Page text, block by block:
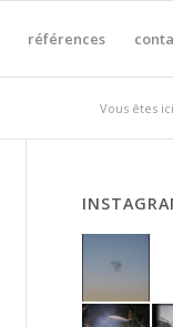
références
Vous êtes